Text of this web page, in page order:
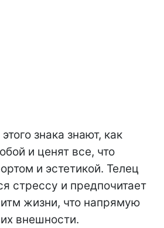
знака знают, как
и ценят все, что
и эстетикой. Телец
стрессу и предпочитает
жизни, что напрямую
внешности.